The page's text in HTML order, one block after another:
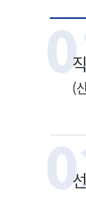
(